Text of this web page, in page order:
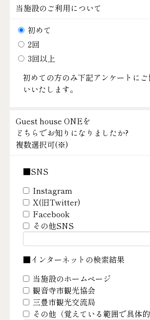
当施設のご利用について
初めて
2回
3回以上
初めての方のみ下記アンケートに
いいたします。
Guest house ONEを
どちらでお知りになりましたか?
複数選択可(※)
■SNS
Instagram
X(旧Twitter)
Facebook
その他SNS
■インターネットの検索結果
当施設のホームページ
観音寺市観光協会
三豊市観光交流局
その他（覚えている範囲で具体的